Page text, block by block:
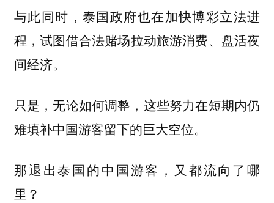
与此同时，泰国政府也在加快博彩立法进
程 ，试图借合法赌场拉动旅游消费、盘活夜
间经济。
只是，无论如何调整，这些努力在短期内仍
难填补中国游客留下的巨大空位。
那退出泰国的中国游客，又都流向了哪
里？